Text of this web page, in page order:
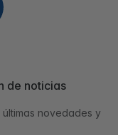
de noticias
novedades y